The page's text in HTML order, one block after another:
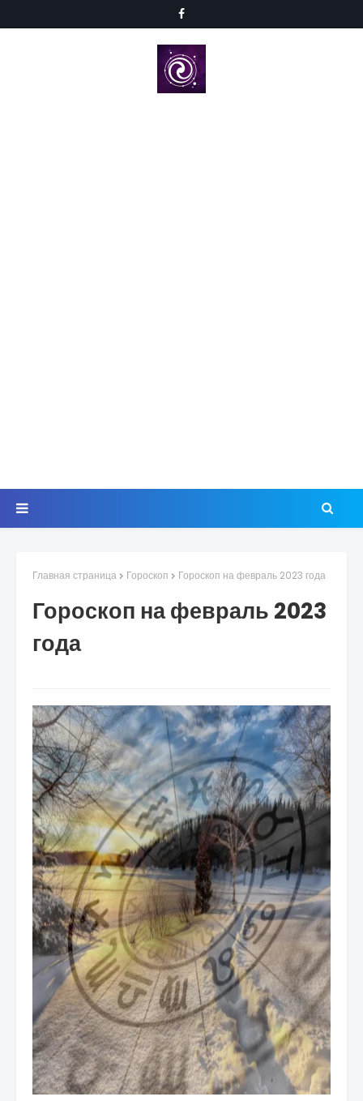
Главная страница Гороскоп Гороскоп на февраль 2023 года
Гороскоп на февраль 2023
года